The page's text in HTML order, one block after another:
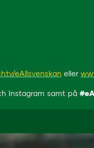
eAllsvenskan eller
Instagram samt på